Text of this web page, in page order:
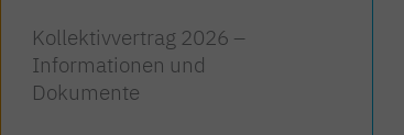
Kollektivvertrag 2026 –
Informationen und
Dokumente